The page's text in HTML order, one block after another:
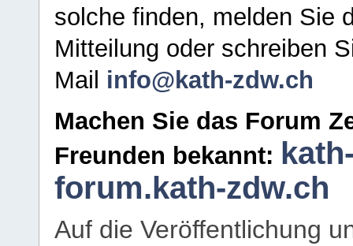
solche finden, melden Sie
Mitteilung oder schreiben
Mail info@kath-zdw.ch
Machen Sie das Forum
Freunden bekannt:
forum.kath-zdw.ch
Auf die Veröffentlichung